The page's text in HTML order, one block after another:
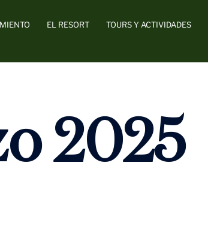
EL RESORT TOURS Y ACTIVIDADES
2025